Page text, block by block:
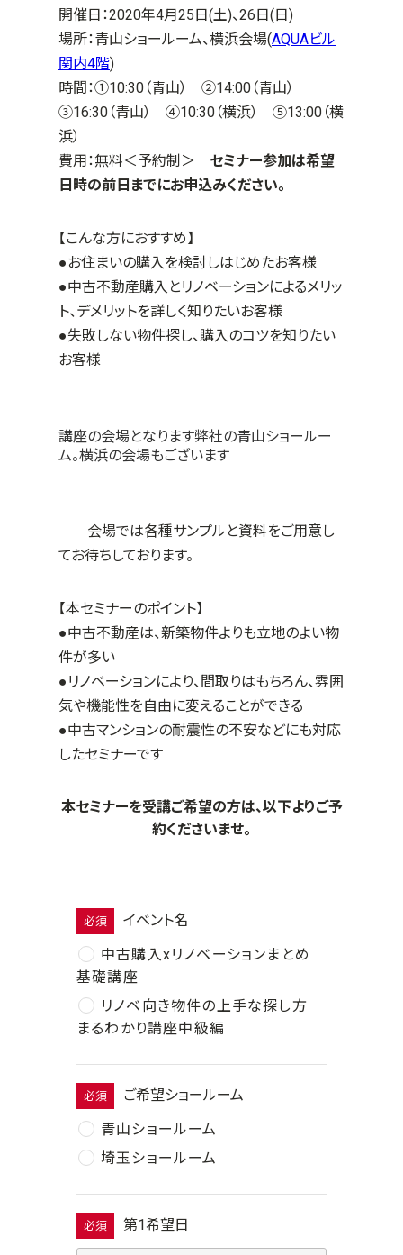
開催日：2020年4月25日(土)、26日(日)
場所：青山ショールーム、横浜会場(AQUAビル
関内4階)
時間：①10:30（青山） ②14:00（青山）
③16:30（青山） ④10:30（横浜） ⑤13:00（横
浜）
費用：無料＜予約制＞ セミナー参加は希望
日時の前日までにお申込みください。
【こんな方におすすめ】
●お住まいの購入を検討しはじめたお客様
●中古不動産購入とリノベーションによるメリッ
ト、デメリットを詳しく知りたいお客様
●失敗しない物件探し、購入のコツを知りたい
お客様
講座の会場となります弊社の青山ショールー
ム。横浜の会場もございます
会場では各種サンプルと資料をご用意し
てお待ちしております。
【本セミナーのポイント】
●中古不動産は、新築物件よりも立地のよい物
件が多い
●リノベーションにより、間取りはもちろん、雰囲
気や機能性を自由に変えることができる
●中古マンションの耐震性の不安などにも対応
したセミナーです
本セミナーを受講ご希望の方は、以下よりご予
約くださいませ。
必須
イベント名
中古購入xリノベーションまとめ
基礎講座
リノベ向き物件の上手な探し方
まるわかり講座中級編
必須
ご希望ショールーム
青山ショールーム
埼玉ショールーム
必須 第1希望日